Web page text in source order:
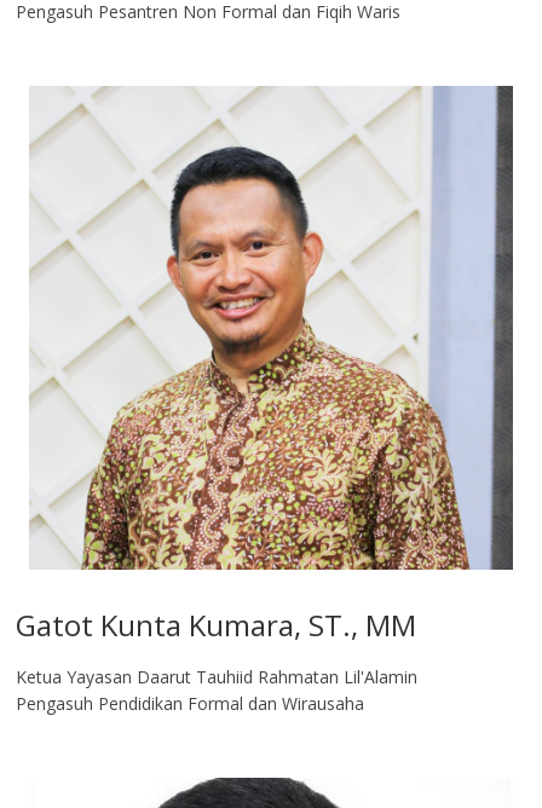
Pengasuh Pesantren Non Formal dan Fiqih Waris
Gatot Kunta Kumara, ST., MM
Ketua Yayasan Daarut Tauhiid Rahmatan Lil'Alamin
Pengasuh Pendidikan Formal dan Wirausaha